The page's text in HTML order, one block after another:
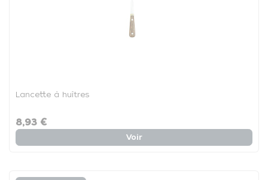
Lancette à huîtres
8,93 €
Voir